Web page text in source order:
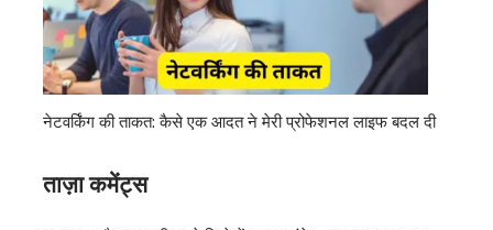
नेटवर्किंग की ताकत: कैसे एक आदत ने मेरी प्रोफेशनल लाइफ बदल दी
ताज़ा कमेंट्स